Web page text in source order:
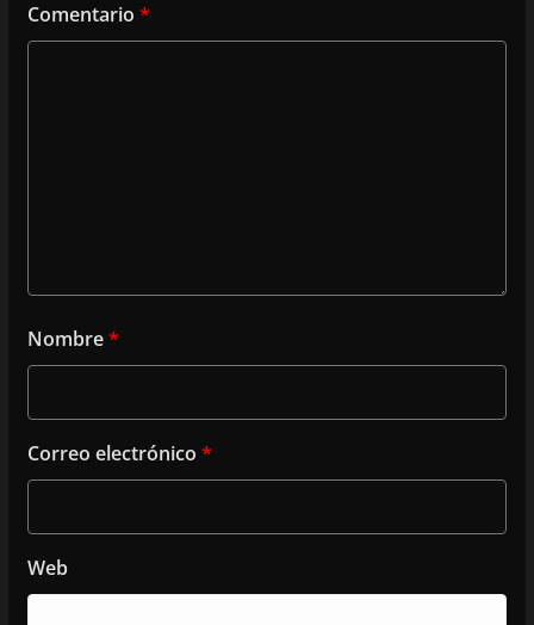
Comentario *
Nombre*
Correo electrónico *
Web